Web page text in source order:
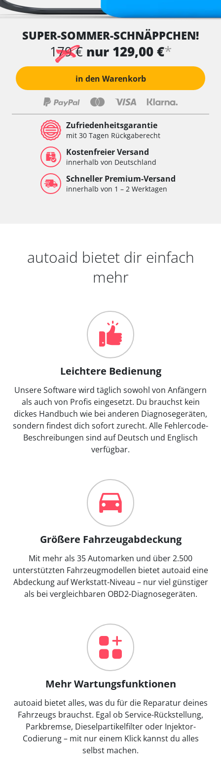
SUPER-SOMMER-SCHNÄPPCHEN!
179 € nur 129,00 €*
in den Warenkorb
Zufriedenheitsgarantie
mit 30 Tagen Rückgaberecht
Kostenfreier Versand
innerhalb von Deutschland
Schneller Premium-Versand
innerhalb von 1 – 2 Werktagen
autoaid bietet dir einfach
mehr
Leichtere Bedienung
Unsere Software wird täglich sowohl von Anfängern
als auch von Profis eingesetzt. Du brauchst kein
dickes Handbuch wie bei anderen Diagnosegeräten,
sondern findest dich sofort zurecht. Alle Fehlercode-
Beschreibungen sind auf Deutsch und Englisch
verfügbar.
Größere Fahrzeugabdeckung
Mit mehr als 35 Automarken und über 2.500
unterstützten Fahrzeugmodellen bietet autoaid eine
Abdeckung auf Werkstatt-Niveau – nur viel günstiger
als bei vergleichbaren OBD2-Diagnosegeräten.
Mehr Wartungsfunktionen
autoaid bietet alles, was du für die Reparatur deines
Fahrzeugs brauchst. Egal ob Service-Rückstellung,
Parkbremse, Dieselpartikelfilter oder Injektor-
Codierung – mit nur einem Klick kannst du alles
selbst machen.